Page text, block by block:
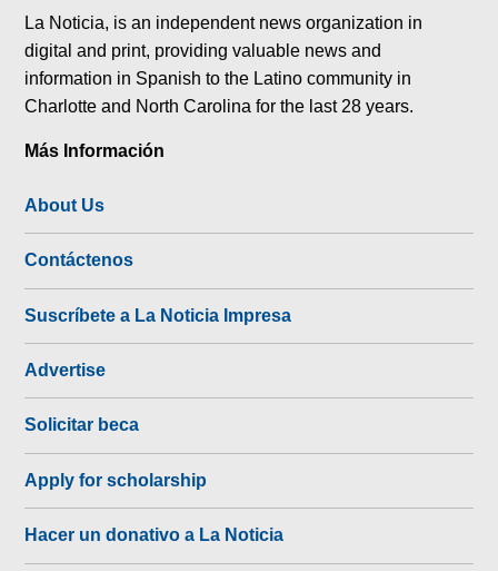
La Noticia, is an independent news organization in
digital and print, providing valuable news and
information in Spanish to the Latino community in
Charlotte and North Carolina for the last 28 years.
Más Información
About Us
Contáctenos
Suscríbete a La Noticia Impresa
Advertise
Solicitar beca
Apply for scholarship
Hacer un donativo a La Noticia